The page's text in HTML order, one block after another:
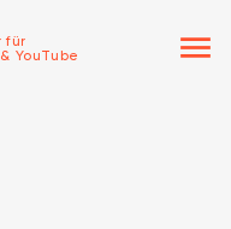
für
YouTube
menu